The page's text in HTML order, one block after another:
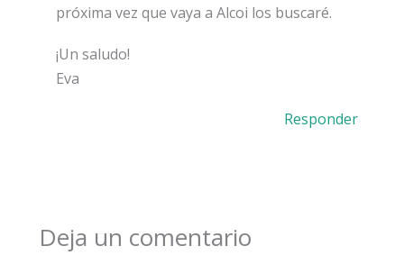
próxima vez que vaya a Alcoi los buscaré.
¡Un saludo!
Eva
Responder
Deja un comentario